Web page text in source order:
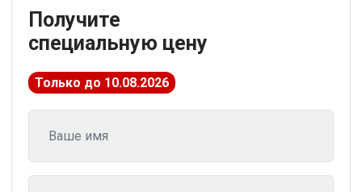
Получите
специальную цену
Только до 10.08.2026